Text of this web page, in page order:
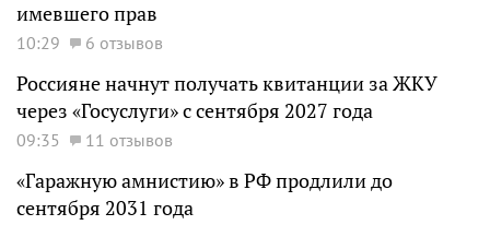
имевшего прав
10:29 6 отзывов
Россияне начнут получать квитанции за ЖКУ
через «Госуслуги» с сентября 2027 года
09:35 11 отзывов
«Гаражную амнистию» в РФ продлили до
сентября 2031 года